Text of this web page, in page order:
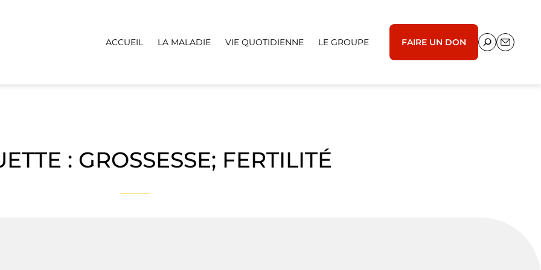
ACCUEIL LA MALADIE VIE QUOTIDIENNE LE GROUPE FAIRE UN DON
: GROSSESSE; FERTILITÉ